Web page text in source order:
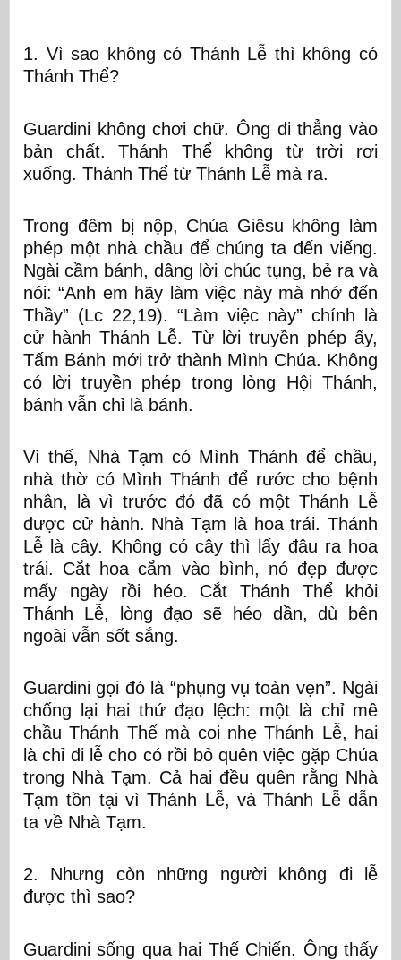
1. Vì sao không có Thánh Lễ thì không có
Thánh Thể?
Guardini không chơi chữ. Ông đi thẳng vào
bản chất.Thánh Thể không từ trời rơi
xuống. Thánh Thể từ Thánh Lễ mà ra.
Trong đêm bị nộp, Chúa Giêsu không làm
phép một nhà chầu để chúng ta đến viếng.
Ngài cầm bánh, dâng lời chúc tụng, bẻ ra và
nói: “Anh em hãy làm việc này mà nhớ đến
Thầy” (Lc 22,19). “Làm việc này” chính là
cử hành Thánh Lễ. Từ lời truyền phép ấy,
Tấm Bánh mới trở thành Mình Chúa. Không
có lời truyền phép trong lòng Hội Thánh,
bánh vẫn chỉ là bánh.
Vì thế, Nhà Tạm có Mình Thánh để chầu,
nhà thờ có Mình Thánh để rước cho bệnh
nhân, là vì trước đó đã có một Thánh Lễ
được cử hành. Nhà Tạm là hoa trái. Thánh
Lễ là cây. Không có cây thì lấy đâu ra hoa
trái. Cắt hoa cắm vào bình, nó đẹp được
mấy ngày rồi héo. Cắt Thánh Thể khỏi
Thánh Lễ, lòng đạo sẽ héo dần, dù bên
ngoài vẫn sốt sắng.
Guardini gọi đó là “phụng vụ toàn vẹn”. Ngài
chống lại hai thứ đạo lệch: một là chỉ mê
chầu Thánh Thể mà coi nhẹ Thánh Lễ, hai
là chỉ đi lễ cho có rồi bỏ quên việc gặp Chúa
trong Nhà Tạm. Cả hai đều quên rằng Nhà
Tạm tồn tại vì Thánh Lễ, và Thánh Lễ dẫn
ta về Nhà Tạm.
2. Nhưng còn những người không đi lễ
được thì sao?
Guardini sống qua hai Thế Chiến. Ông thấy